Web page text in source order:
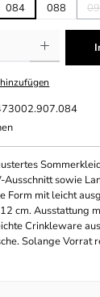
084 088
Ausschnitt sowie
Form mit leicht
cm. Ausstattung
Crinkleware
Solange Vorrat